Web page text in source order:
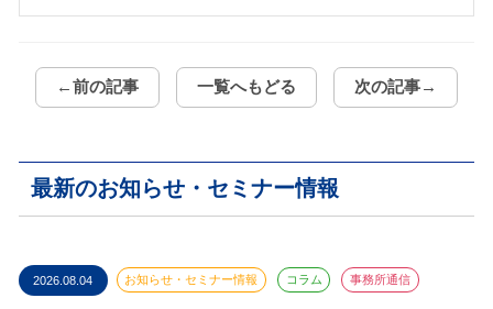
←前の記事 一覧へもどる 次の記事→
最新のお知らせ・セミナー情報
2026.08.04 お知らせ・セミナー情報 コラム 事務所通信